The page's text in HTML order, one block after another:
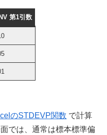
第1引数
のSTDEVP関数 で計算
では、通常は標本標準偏